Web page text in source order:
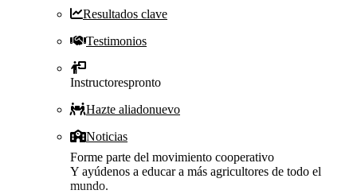
Resultados clave
Testimonios
Instructorespronto
Hazte aliadonuevo
Noticias
Forme parte del movimiento cooperativo
Y ayúdenos a educar a más agricultores de todo el
mundo.